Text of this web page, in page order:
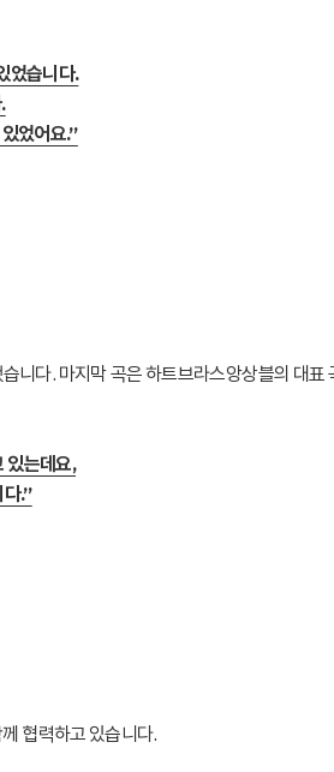
었습니다.
었어요.”
니다. 마지막 곡은 하트브라스앙상블의 대
있는데요,
.”
협력하고 있습니다.